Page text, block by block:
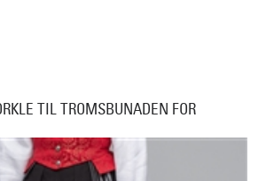
TIL TROMSBUNADEN FOR